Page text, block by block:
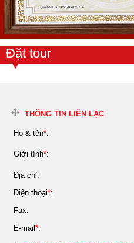
Đặt tour
THÔNG TIN LIÊN LẠC
Họ & tên*:
Giới tính*:
Địa chỉ:
Điện thoại*:
Fax:
E-mail *: